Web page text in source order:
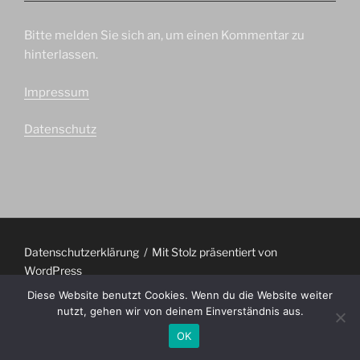
Bitte melden Sie sich an, um einen Kommentar zu
hinterlassen.
Impressum
Datenschutz
Datenschutzerklärung
Mit Stolz präsentiert von
WordPress
Diese Website benutzt Cookies. Wenn du die Website weiter
nutzt, gehen wir von deinem Einverständnis aus.
OK